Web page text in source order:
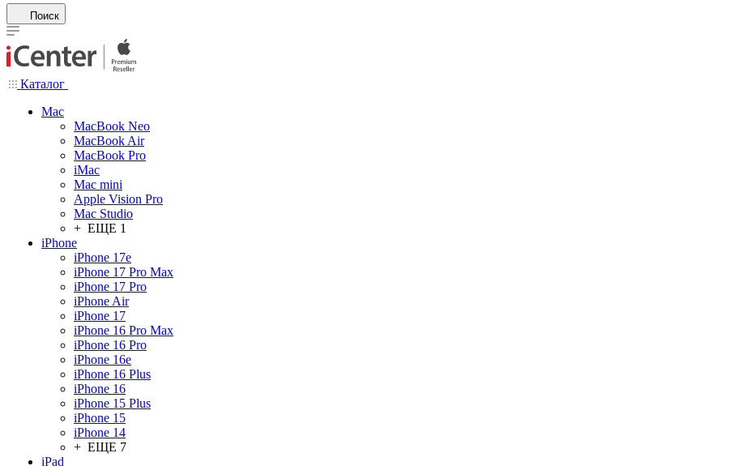
Поиск
Каталог
Mac
MacBook Neo
MacBook Air
MacBook Pro
iMac
Mac mini
Apple Vision Pro
Mac Studio
+ ЕЩЕ 1
iPhone
iPhone 17e
iPhone 17 Pro Max
iPhone 17 Pro
iPhone Air
iPhone 17
iPhone 16 Pro Max
iPhone 16 Pro
iPhone 16e
iPhone 16 Plus
iPhone 16
iPhone 15 Plus
iPhone 15
iPhone 14
+ ЕЩЕ 7
iPad